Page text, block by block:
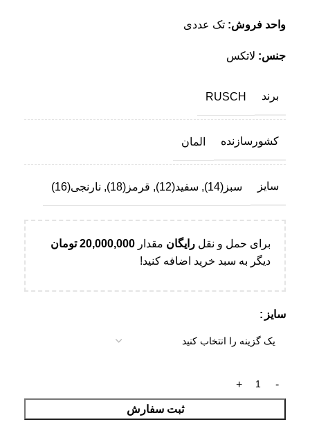
واحد فروش: تک عددی
جنس: لاتکس
برند RUSCH
کشورسازنده المان
سایز سبز(14) , سفید(12) , قرمز(18) , نارنجی(16)
برای حمل و نقل رایگان مقدار 20,000,000 تومان
دیگر به سبد خرید اضافه کنید!
سایز
ثبت سفارش